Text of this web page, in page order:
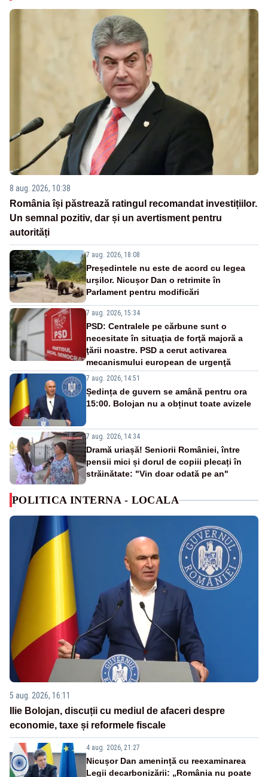
8 aug. 2026, 10:38
România își păstrează ratingul recomandat investițiilor.
Un semnal pozitiv, dar și un avertisment pentru
autorități
7 aug. 2026, 18:08
Președintele nu este de acord cu legea
urșilor. Nicușor Dan o retrimite în
Parlament pentru modificări
7 aug. 2026, 15:34
PSD: Centralele pe cărbune sunt o
necesitate în situaţia de forţă majoră a
ţării noastre. PSD a cerut activarea
mecanismului european de urgenţă
7 aug. 2026, 14:51
Ședința de guvern se amână pentru ora
15:00. Bolojan nu a obținut toate avizele
7 aug. 2026, 14:34
Dramă uriașă! Seniorii României, între
pensii mici și dorul de copiii plecați în
străinătate: "Vin doar odată pe an"
POLITICA INTERNA - LOCALA
5 aug. 2026, 16:11
Ilie Bolojan, discuții cu mediul de afaceri despre
economie, taxe și reformele fiscale
4 aug. 2026, 21:27
Nicușor Dan amenință cu reexaminarea
Legii decarbonizării: „România nu poate